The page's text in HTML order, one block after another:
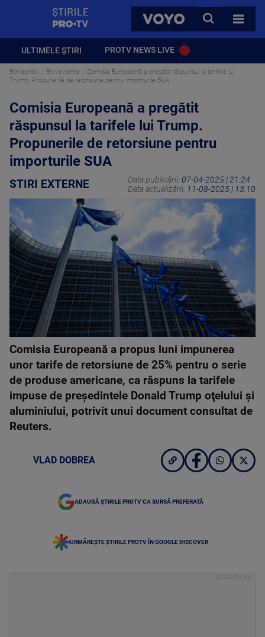
VOYO
CAUTA
TOATE
ULTIMELE ȘTIRI PROTV NEWS LIVE
Stirileprotv Stiri externe
Comisia Europeană a pregătit răspunsul la tarifele lui
Trump. Propunerile de retorsiune pentru importurile SUA
Comisia Europeană a pregătit
răspunsul la tarifele lui Trump.
Propunerile de retorsiune pentru
importurile SUA
STIRI EXTERNE Data publicării: 07-04-2025 | 21:24
Data actualizării: 11-08-2025 | 13:10
Comisia Europeană a propus luni impunerea
unor tarife de retorsiune de 25% pentru o serie
de produse americane, ca răspuns la tarifele
impuse de preşedintele Donald Trump oţelului şi
aluminiului, potrivit unui document consultat de
Reuters.
VLAD DOBREA
ADAUGĂ ȘTIRILE PROTV CA SURSĂ PREFERATĂ
URMĂREȘTE ȘTIRILE PROTV ÎN GOOGLE DISCOVER